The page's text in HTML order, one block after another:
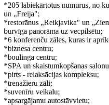
*205 labiekārtotus numurus, no
un „Freija";
*restorānus „Reikjavika" un
burvīga panorāma uz vecpilsētu;
*6 konferenču zāles, kuras ir
*biznesa centru;
*boulinga centru;
*SPA un skaistumkopšanas
*pirts - relaksācijas kompleksu;
*trenažieru zāli;
*suvenīru veikalu;
*apsargājamu autostāvvietu;